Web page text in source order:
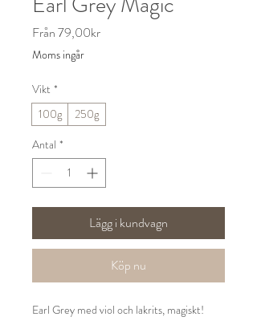
Från79,00krReapris
Moms ingår
Vikt *
100g
250g
Antal *
Lägg i kundvagn
Köp nu
Earl Grey med viol och lakrits, magiskt!